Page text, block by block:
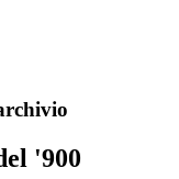
'900